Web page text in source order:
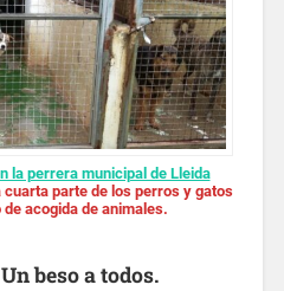
la perrera municipal de Lleida
parte de los perros y gatos
acogida de animales.
beso a todos.